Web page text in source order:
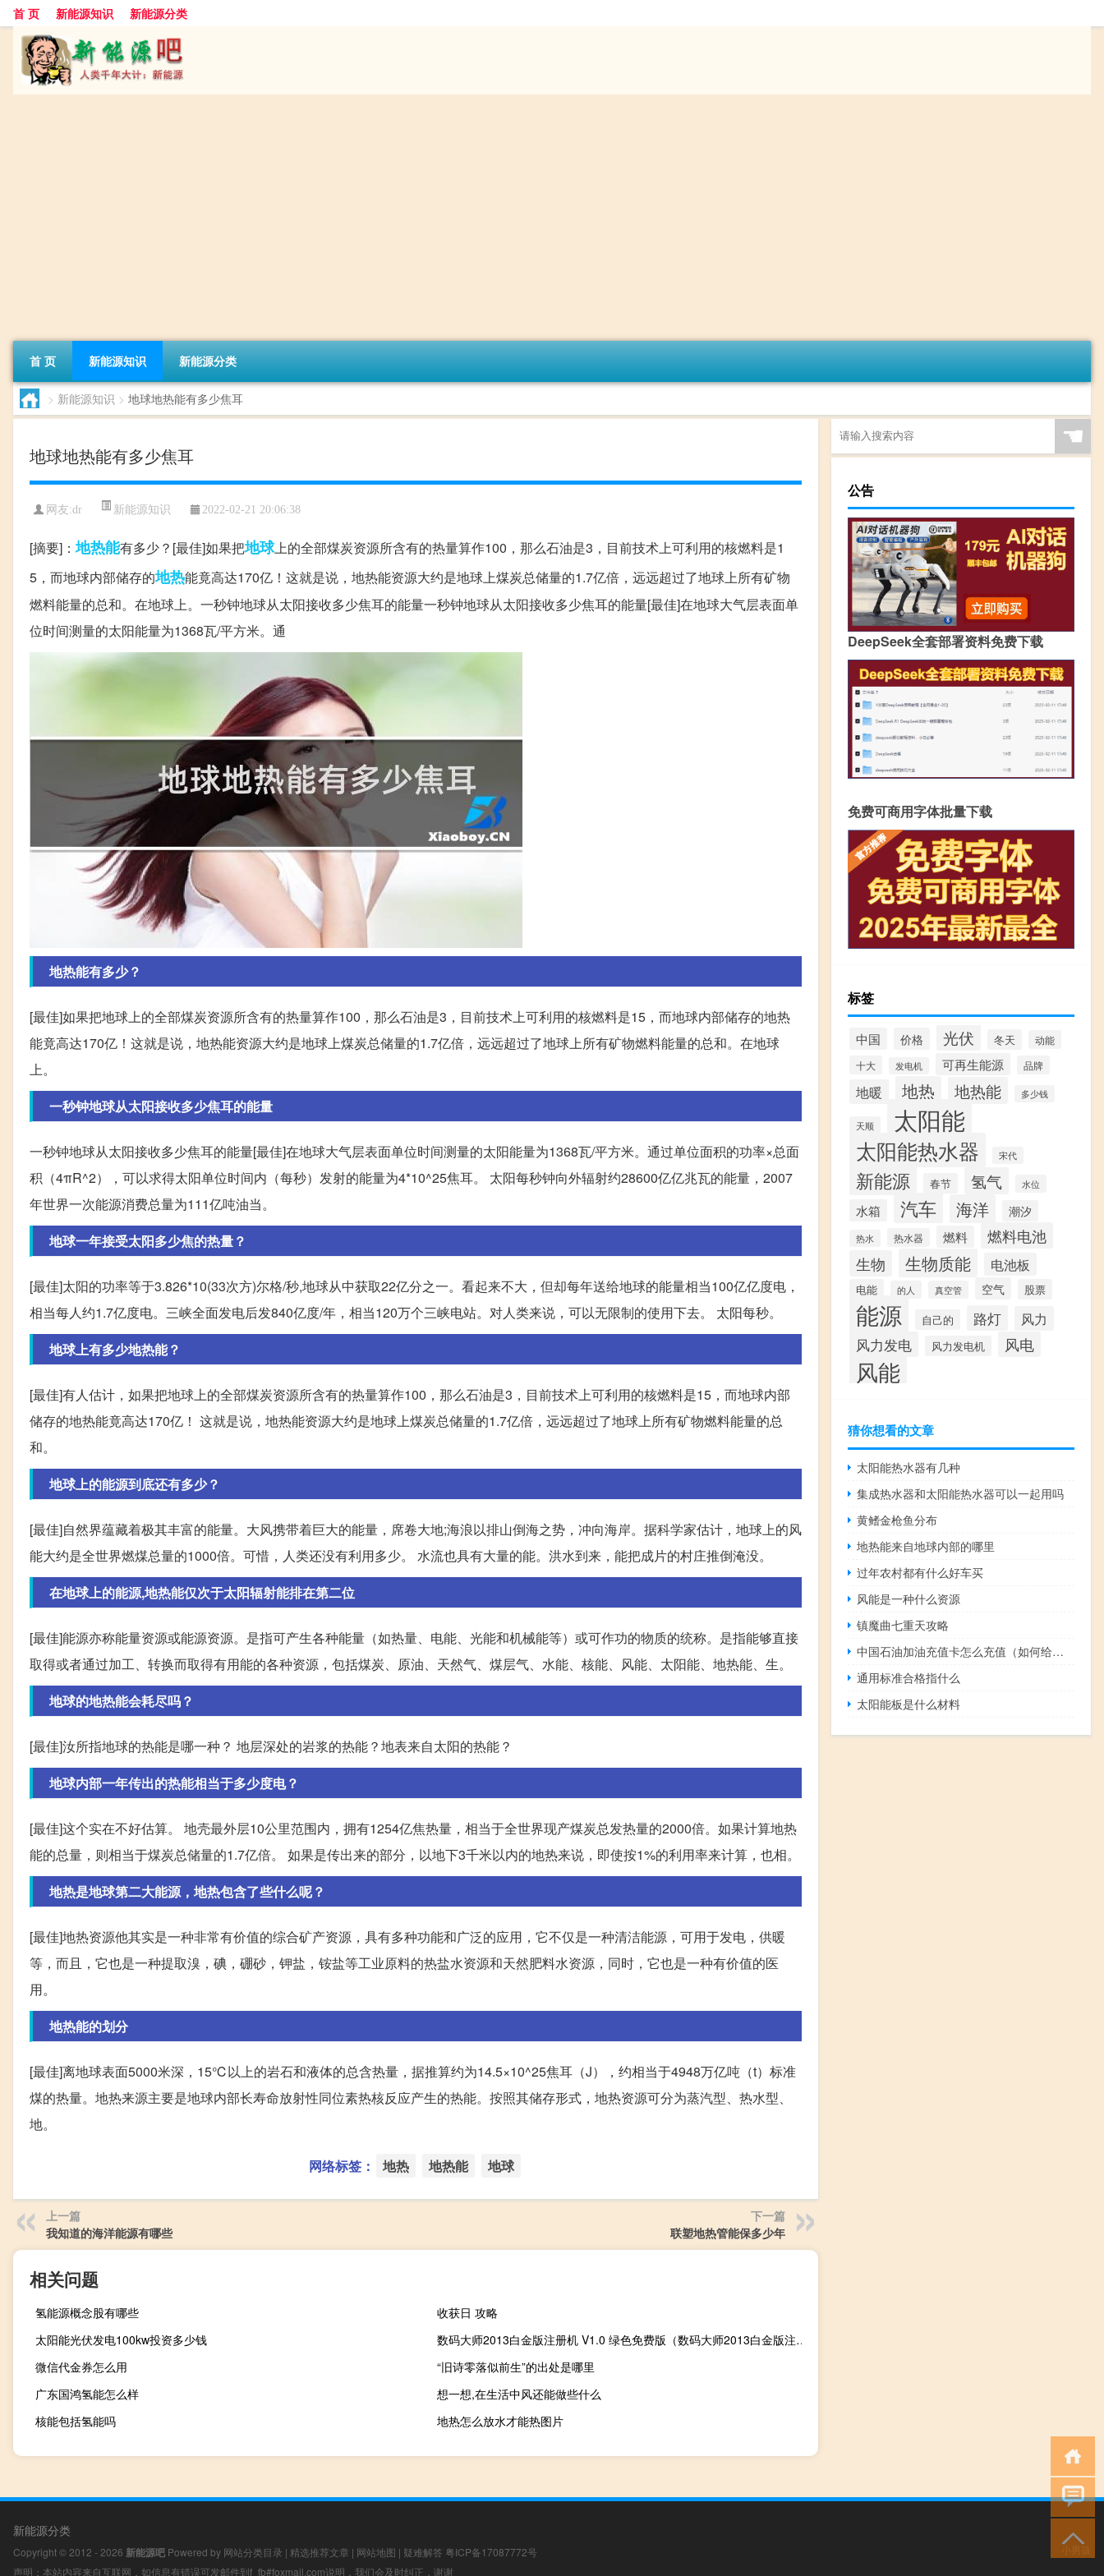
首 页 新能源知识 新能源分类
首 页 新能源知识 新能源分类
> 新能源知识 > 地球地热能有多少焦耳
地球地热能有多少焦耳
网友:dr 新能源知识 2022-02-21 20:06:38
[摘要]：地热能有多少？[最佳]如果把地球上的全部煤炭资源所含有的热量算作100，那么石油是3，目前技术上可利用的核燃料是1
5，而地球内部储存的地热能竟高达170亿！这就是说，地热能资源大约是地球上煤炭总储量的1.7亿倍，远远超过了地球上所有矿物
燃料能量的总和。在地球上。一秒钟地球从太阳接收多少焦耳的能量一秒钟地球从太阳接收多少焦耳的能量[最佳]在地球大气层表面单
位时间测量的太阳能量为1368瓦/平方米。通
地热能有多少？
[最佳]如果把地球上的全部煤炭资源所含有的热量算作100，那么石油是3，目前技术上可利用的核燃料是15，而地球内部储存的地热
能竟高达170亿！这就是说，地热能资源大约是地球上煤炭总储量的1.7亿倍，远远超过了地球上所有矿物燃料能量的总和。在地球
上。
一秒钟地球从太阳接收多少焦耳的能量
一秒钟地球从太阳接收多少焦耳的能量[最佳]在地球大气层表面单位时间测量的太阳能量为1368瓦/平方米。通过单位面积的功率×总面
积（4πR^2），可以求得太阳单位时间内（每秒）发射的能量为4*10^25焦耳。 太阳每秒钟向外辐射约28600亿亿兆瓦的能量，2007
年世界一次能源消费总量为111亿吨油当。
地球一年接受太阳多少焦的热量？
[最佳]太阳的功率等于3.826*10(33次方)尔格/秒,地球从中获取22亿分之一。看起来不大，但却每年送给地球的能量相当100亿亿度电，
相当每人约1.7亿度电。三峡全面发电后发840亿度/年，相当120万个三峡电站。对人类来说，可以无限制的使用下去。 太阳每秒。
地球上有多少地热能？
[最佳]有人估计，如果把地球上的全部煤炭资源所含有的热量算作100，那么石油是3，目前技术上可利用的核燃料是15，而地球内部
储存的地热能竟高达170亿！ 这就是说，地热能资源大约是地球上煤炭总储量的1.7亿倍，远远超过了地球上所有矿物燃料能量的总
和。
地球上的能源到底还有多少？
[最佳]自然界蕴藏着极其丰富的能量。大风携带着巨大的能量，席卷大地;海浪以排山倒海之势，冲向海岸。据科学家估计，地球上的风
能大约是全世界燃煤总量的1000倍。可惜，人类还没有利用多少。 水流也具有大量的能。洪水到来，能把成片的村庄推倒淹没。
在地球上的能源,地热能仅次于太阳辐射能排在第二位
[最佳]能源亦称能量资源或能源资源。是指可产生各种能量（如热量、电能、光能和机械能等）或可作功的物质的统称。是指能够直接
取得或者通过加工、转换而取得有用能的各种资源，包括煤炭、原油、天然气、煤层气、水能、核能、风能、太阳能、地热能、生。
地球的地热能会耗尽吗？
[最佳]汝所指地球的热能是哪一种？ 地层深处的岩浆的热能？地表来自太阳的热能？
地球内部一年传出的热能相当于多少度电？
[最佳]这个实在不好估算。 地壳最外层10公里范围内，拥有1254亿焦热量，相当于全世界现产煤炭总发热量的2000倍。如果计算地热
能的总量，则相当于煤炭总储量的1.7亿倍。 如果是传出来的部分，以地下3千米以内的地热来说，即使按1%的利用率来计算，也相。
地热是地球第二大能源，地热包含了些什么呢？
[最佳]地热资源他其实是一种非常有价值的综合矿产资源，具有多种功能和广泛的应用，它不仅是一种清洁能源，可用于发电，供暖
等，而且，它也是一种提取溴，碘，硼砂，钾盐，铵盐等工业原料的热盐水资源和天然肥料水资源，同时，它也是一种有价值的医
用。
地热能的划分
[最佳]离地球表面5000米深，15℃以上的岩石和液体的总含热量，据推算约为14.5×10^25焦耳（J），约相当于4948万亿吨（t）标准
煤的热量。地热来源主要是地球内部长寿命放射性同位素热核反应产生的热能。按照其储存形式，地热资源可分为蒸汽型、热水型、
地。
网络标签： 地热 地热能 地球
上一篇
我知道的海洋能源有哪些
下一篇
联塑地热管能保多少年
相关问题
氢能源概念股有哪些
收获日 攻略
太阳能光伏发电100kw投资多少钱
数码大师2013白金版注册机 V1.0 绿色免费版（数码大师2013白金版注册机 V1.0 绿色免费版功能简介）
微信代金券怎么用
“旧诗零落似前生”的出处是哪里
广东国鸿氢能怎么样
想一想,在生活中风还能做些什么
核能包括氢能吗
地热怎么放水才能热图片
☚
公告
DeepSeek全套部署资料免费下载
免费可商用字体批量下载
标签
中国 价格 光伏 冬天
动能
十大
发电机 可再生能源 品牌
地暖 地热 地热能 多少钱
天顺 太阳能
太阳能热水器 宋代
新能源 春节 氢气 水位
水箱 汽车 海洋 潮汐
热水 热水器 燃料
燃料电池
生物
生物质能 电池板
电能 的人 真空管 空气 股票
能源 自己的 路灯 风力
风力发电 风力发电机 风电
风能
猜你想看的文章
太阳能热水器有几种
集成热水器和太阳能热水器可以一起用吗
黄鳍金枪鱼分布
地热能来自地球内部的哪里
过年农村都有什么好车买
风能是一种什么资源
镇魔曲七重天攻略
中国石油加油充值卡怎么充值（如何给中石油加油卡充值）
通用标准合格指什么
太阳能板是什么材料
新能源分类
Copyright © 2012 - 2026 新能源吧 Powered by 网站分类目录 | 精选推荐文章 | 网站地图 | 疑难解答 粤ICP备17087772号
声明：本站内容来自互联网，如信息有错误可发邮件到f_fb#foxmail.com说明，我们会及时纠正，谢谢
小男孩